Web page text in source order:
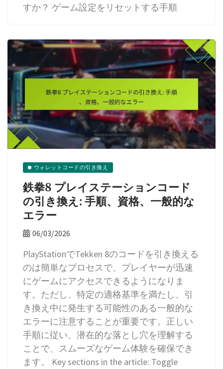
すか？ ゲーム設定をリセットする手順
ウォレットコードの引き換え
鉄拳8 プレイステーションコード
の引き換え: 手順、資格、一般的な
エラー
06/03/2026
PlayStationでTekken 8のコードを引き換える
のは簡単なプロセスで、プレイヤーが迅速
にゲームにアクセスできるようになりま
す。ただし、特定の適格基準を満たし、引
き換え中に発生する可能性のある一般的な
エラーに注意することが重要です。正しい
手順に従い、潜在的な落とし穴を理解する
ことで、スムーズなゲーム体験を確保でき
ます。 Key sections in the article: Toggle